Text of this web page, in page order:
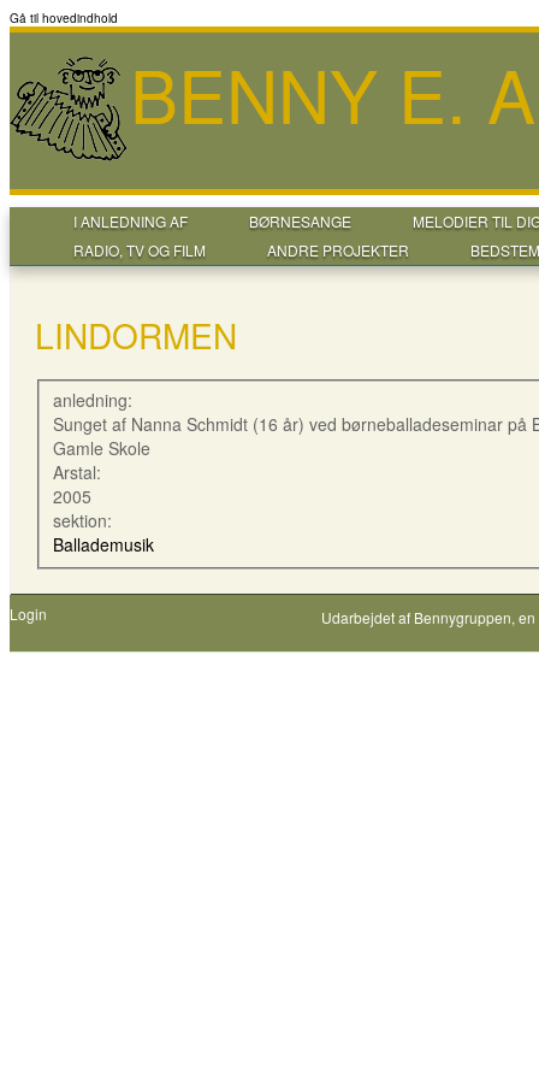
Gå til hovedindhold
BENNY E.
I ANLEDNING AF BØRNESANGE
MELODIER TIL
RADIO, TV OG FILM
ANDRE PROJEKTER
LINDORMEN
anledning:
Sunget af Nanna Schmidt (16 år) ved børneballadeseminar på
Gamle Skole
Arstal:
2005
sektion:
Ballademusik
Login Udarbejdet af Bennygruppen,